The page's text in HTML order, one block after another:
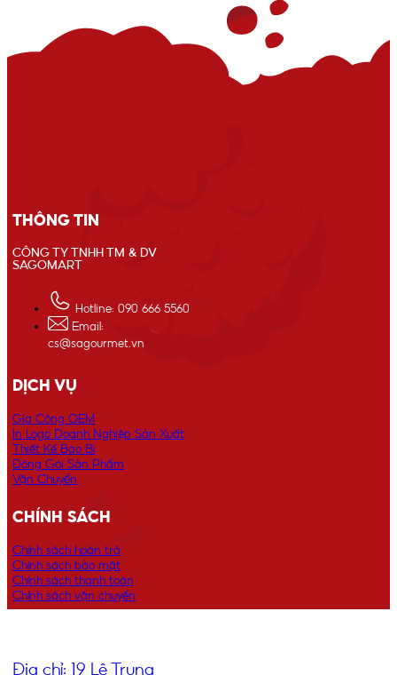
THÔNG TIN
CÔNG TY TNHH TM & DV
SAGOMART
Hotline: 090 666 5560
Email:
cs@sagourmet.vn
DỊCH VỤ
Gia Công OEM
In Logo Doanh Nghiệp Sản Xuất
Thiết Kế Bao Bì
Đóng Gói Sản Phẩm
Vận Chuyển
CHÍNH SÁCH
Chính sách hoàn trả
Chính sách bảo mật
Chính sách thanh toán
Chính sách vận chuyển
Địa chỉ: 19 Lê Trung